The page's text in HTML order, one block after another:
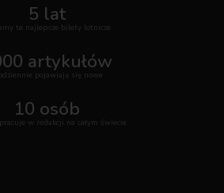
5 lat
te najlepsze bilety lotnicze
artykułów
pojawiają się nowe
10 osób
w redakcji na całym świecie